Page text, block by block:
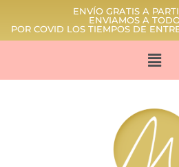
ENVÍO GRATIS A
ENVIAMOS A
POR COVID LOS TIEMPOS DE